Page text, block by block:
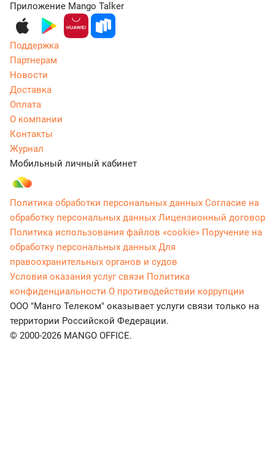
Приложение Mango Talker
Поддержка
Партнерам
Новости
Доставка
Оплата
О компании
Контакты
Журнал
Мобильный личный кабинет
Политика обработки персональных данных Согласие на
обработку персональных данных Лицензионный договор
Политика использования файлов «cookie» Поручение на
обработку персональных данных Для
правоохранительных органов и судов
Условия оказания услуг связи Политика
конфиденциальности О противодействии коррупции
ООО "Манго Телеком" оказывает услуги связи только на
территории Российской Федерации.
© 2000-2026 MANGO OFFICE.